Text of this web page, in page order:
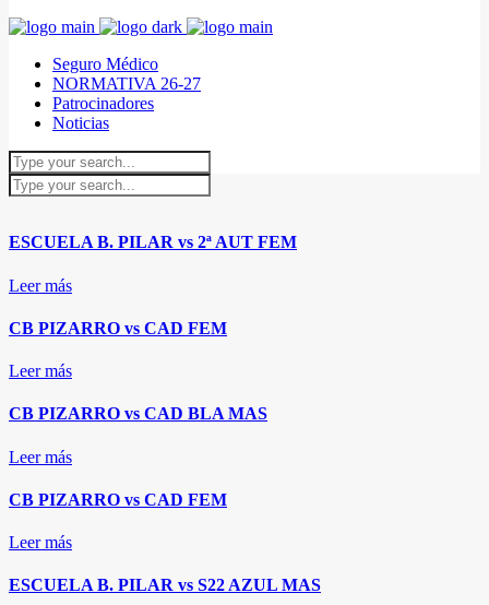
Seguro Médico
NORMATIVA 26-27
Patrocinadores
Noticias
ESCUELA B. PILAR vs 2ª AUT FEM
Leer más
CB PIZARRO vs CAD FEM
Leer más
CB PIZARRO vs CAD BLA MAS
Leer más
CB PIZARRO vs CAD FEM
Leer más
ESCUELA B. PILAR vs S22 AZUL MAS